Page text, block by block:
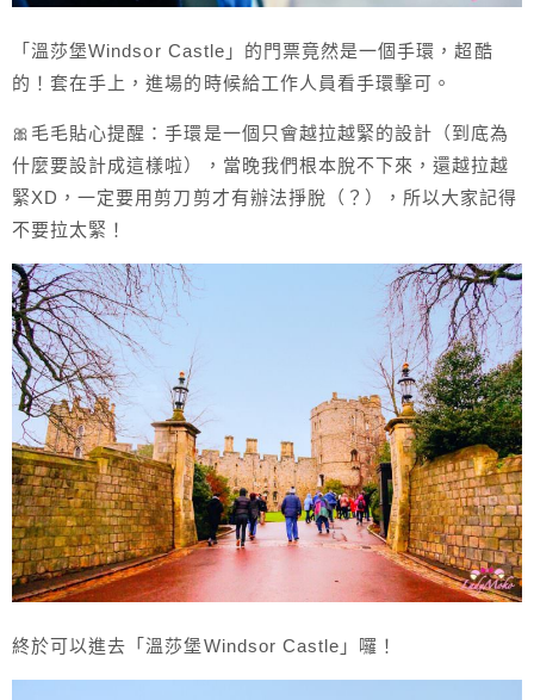
「溫莎堡Windsor Castle」的門票竟然是一個手環，超酷
的！套在手上，進場的時候給工作人員看手環擊可。
🎀毛毛貼心提醒：手環是一個只會越拉越緊的設計（到底為
什麼要設計成這樣啦），當晚我們根本脫不下來，還越拉越
緊XD，一定要用剪刀剪才有辦法掙脫（？），所以大家記得
不要拉太緊！
終於可以進去「溫莎堡Windsor Castle」囉！